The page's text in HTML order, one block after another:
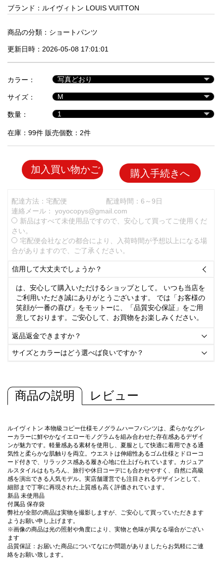
気
商
セ
ル
品
ブランド： ルイヴィトン LOUIS VUITTON
商品の分類： ショートパンツ
更新日時：2026-05-08 17:01:01
カラー：
サイズ：
数量：
在庫：99件 販売個数：2件
加入買い物かご 購入手続きへ
配達方法：宅配便
配達時間：6～9日
連絡メール： yoyocopys@gmail.com
新品はすべて未使用品ですので、安心して買ってご使用くだ
さい。
宅配便会社などの都合により、入荷時間が予想以上になる場
合がありますので、ご了承ください。
信用して大丈夫でしょうか？ 
は、安心して購入いただけるショップとして。 いつも当店を
ご利用いただき誠にありがとうございます。 では「お客様の
笑顔が一番の喜び」をモットーに、「品質安心保証」をご用
意しております。ご安心して、お買物をお楽しみください。
返品返金できますか？ 
サイズとカラーはどう選べば良いですか？ 
商品の説明 レビュー
ルイヴィトン 本物級コピー仕様モノグラムハーフパンツは、柔らかなグレ
ーカラーに鮮やかなイエローモノグラムを組み合わせた存在感あるデザイ
ンが魅力です。軽量感ある素材を使用し、夏服として快適に着用できる通
気性と柔らかな肌触りを両立。ウエストは伸縮性あるゴム仕様とドローコ
ード付きで、リラックス感ある履き心地に仕上げられています。カジュア
ルスタイルはもちろん、旅行や休日コーデにも合わせやすく、自然に高級
感を演出できる人気モデル。実店舗運営でも注目されるデザインとして、
細部まで丁寧に再現された上質感も高く評価されています。
新品 未使用品
付属品 保存袋
弊社が全部の商品は実物を撮影しますが、ご安心して買っていただきます
ようお願い申し上げます。
※画像の商品は光の照射や角度により、実物と色味が異なる場合がござい
ます
品質保証：お届いた商品についてなにか問題がありましたらお気軽にご連
絡をお願い致します。